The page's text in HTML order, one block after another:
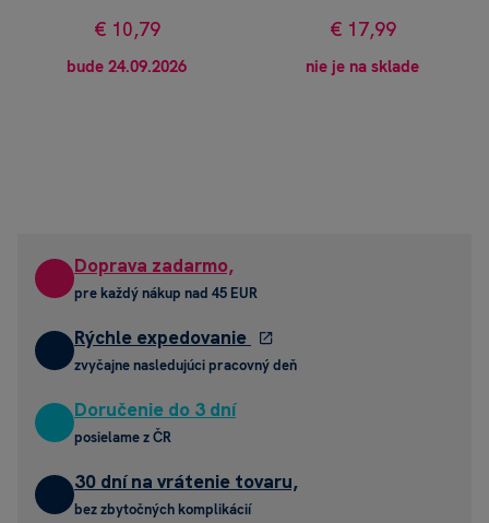
€ 10,79
bude 24.09.2026
€ 17,99
nie je na sklade
Doprava zadarmo,
pre každý nákup nad 45 EUR
Rýchle expedovanie
zvyčajne nasledujúci pracovný deň
Doručenie do 3 dní
posielame z ČR
30 dní na vrátenie tovaru,
bez zbytočných komplikácií